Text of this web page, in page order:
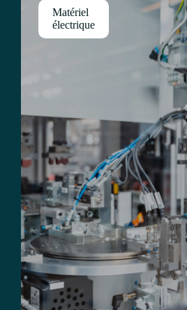
Matériel
électrique